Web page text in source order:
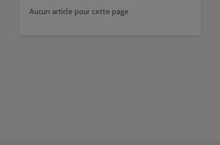
Aucun article pour cette page